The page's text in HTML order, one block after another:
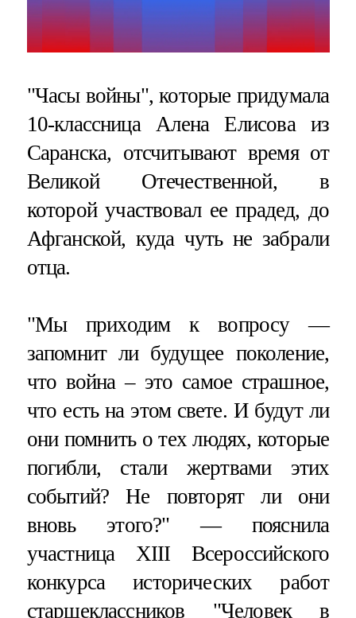
"Часы войны", которые придумала
10-классница Алена Елисова из
Саранска, отсчитывают время от
Великой Отечественной, в
которой участвовал ее прадед, до
Афганской, куда чуть не забрали
отца.
"Мы приходим к вопросу —
запомнит ли будущее поколение,
что война – это самое страшное,
что есть на этом свете. И будут ли
они помнить о тех людях, которые
погибли, стали жертвами этих
событий? Не повторят ли они
вновь этого?" — пояснила
участница XIII Всероссийского
конкурса исторических работ
старшеклассников "Человек в